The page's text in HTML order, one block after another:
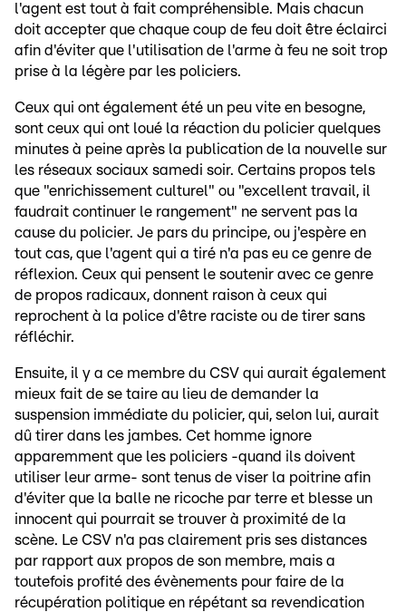
l'agent est tout à fait compréhensible. Mais chacun
doit accepter que chaque coup de feu doit être éclairci
afin d'éviter que l'utilisation de l'arme à feu ne soit trop
prise à la légère par les policiers.
Ceux qui ont également été un peu vite en besogne,
sont ceux qui ont loué la réaction du policier quelques
minutes à peine après la publication de la nouvelle sur
les réseaux sociaux samedi soir. Certains propos tels
que "enrichissement culturel" ou "excellent travail, il
faudrait continuer le rangement" ne servent pas la
cause du policier. Je pars du principe, ou j'espère en
tout cas, que l'agent qui a tiré n'a pas eu ce genre de
réflexion. Ceux qui pensent le soutenir avec ce genre
de propos radicaux, donnent raison à ceux qui
reprochent à la police d'être raciste ou de tirer sans
réfléchir.
Ensuite, il y a ce membre du CSV qui aurait également
mieux fait de se taire au lieu de demander la
suspension immédiate du policier, qui, selon lui, aurait
dû tirer dans les jambes. Cet homme ignore
apparemment que les policiers -quand ils doivent
utiliser leur arme- sont tenus de viser la poitrine afin
d'éviter que la balle ne ricoche par terre et blesse un
innocent qui pourrait se trouver à proximité de la
scène. Le CSV n'a pas clairement pris ses distances
par rapport aux propos de son membre, mais a
toutefois profité des évènements pour faire de la
récupération politique en répétant sa revendication